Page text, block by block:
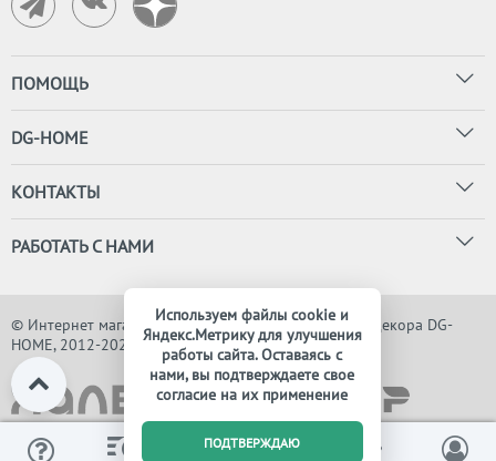
ПОМОЩЬ
DG-HOME
КОНТАКТЫ
РАБОТАТЬ С НАМИ
© Интернет магазин дизайнерской мебели, света и декора DG-
HOME, 2012-2026. Все права защищены
0
Используем файлы cookie и
Яндекс.Метрику для улучшения
работы сайта. Оставаясь с
нами, вы подтверждаете свое
согласие на их применение
ПОДТВЕРЖДАЮ